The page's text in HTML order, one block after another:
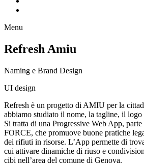
Menu
Refresh Amiu
Naming e Brand Design
UI design
Refresh è un progetto di AMIU per la
abbiamo studiato il nome, la tagline, il logo
Si tratta di una Progressive Web App,
FORCE, che promuove buone pratiche
dei rifiuti in risorse. L’App permette di
cui attivare dinamiche di riuso e
cibi nell’area del comune di Genova.